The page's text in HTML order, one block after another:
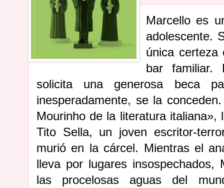
Marcello es
adolescente.
única certeza
bar familiar.
solicita una generosa beca
inesperadamente, se la
Mourinho de la literatura
Tito Sella, un joven escritor-
murió en la cárcel. Mientras el
lleva por lugares insospechados,
las procelosas aguas del